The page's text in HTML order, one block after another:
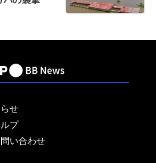
せ
プ
い合わせ